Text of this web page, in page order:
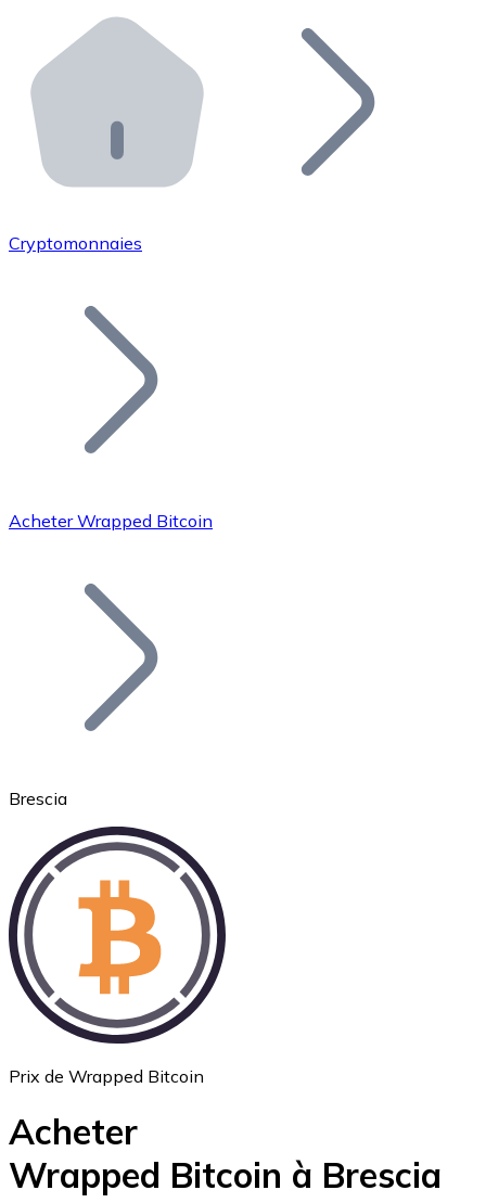
Distributeurs automatiques Bitnovo
Intégrez un ATM Bitnovo dans votre entreprise et
API Bitnovo
Intégrez notre API dans votre écosystème.
Rejoignez notre réseau de distributeurs et
Ajoutez le token de votre projet à notre service
Bitcoin
Ethereum
Cryptomonnaies
Acheter Wrapped Bitcoin
Brescia
Prix de Wrapped Bitcoin
Acheter
Wrapped Bitcoin à Brescia